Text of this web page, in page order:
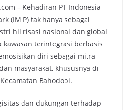
– Kehadiran PT Indonesia
(IMIP) tak hanya sebagai
hilirisasi nasional dan global.
kawasan terintegrasi berbasis
diri sebagai mitra
masyarakat, khususnya di
Bahodopi.
dan dukungan terhadap